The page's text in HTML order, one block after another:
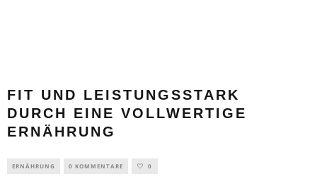
FIT UND LEISTUNGSSTARK
DURCH EINE VOLLWERTIGE
ERNÄHRUNG
ERNÄHRUNG 0 KOMMENTARE 0